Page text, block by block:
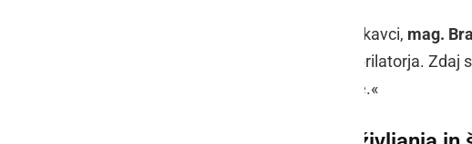
Tudi predsednik vaškega odbora Lukavci, mag.
dolgo prizadevali za pridobitev defibrilatorja.
s hitrim ukrepanjem rešimo življenje.«